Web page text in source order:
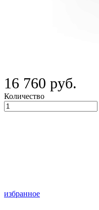
16 760 руб.
Количество
избранное